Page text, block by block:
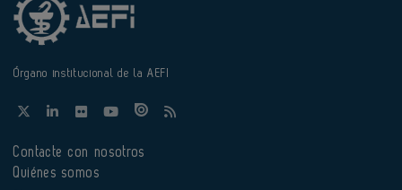
Órgano institucional de la AEFI
Contacte con nosotros
Quiénes somos